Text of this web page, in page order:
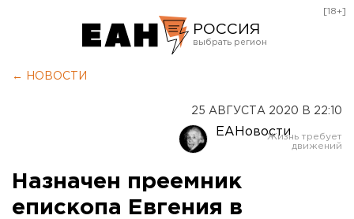
РОССИЯ
Оренбург
[18+]
← НОВОСТИ
25 АВГУСТА 2020 В 22:10
ЕАНовости
Назначен преемник
епископа Евгения в